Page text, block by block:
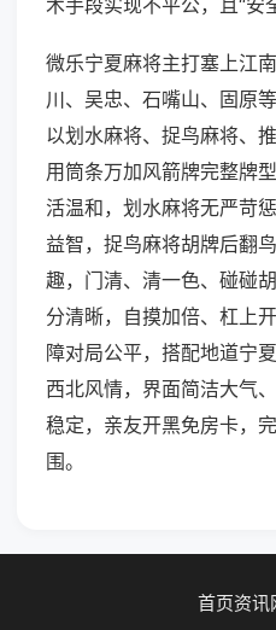
术手段实现不平公，且“安
微乐宁夏麻将主打塞上江
川、吴忠、石嘴山、固原
以划水麻将、捉鸟麻将、
用筒条万加风箭牌完整牌
活温和，划水麻将无严苛
益智，捉鸟麻将胡牌后翻
趣，门清、清一色、碰碰
分清晰，自摸加倍、杠上
障对局公平，搭配地道宁
西北风情，界面简洁大气
稳定，亲友开黑免房卡，
围。
首页资讯